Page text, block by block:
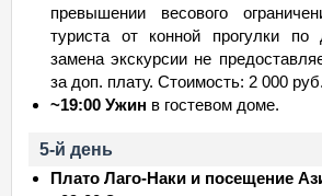
превышении весового
туриста от конной прогулки по
замена экскурсии не
за доп. плату. Стоимость: 2 000
~19:00 Ужин в гостевом доме.
5-й день
Плато Лаго-Наки и посещение